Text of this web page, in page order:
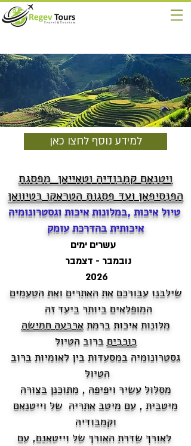
למידע נוסף לחצו כאן
ויטנאם קמבודיה וטאייאן מפסגת
הפנסיפאן ועד פסגות הטראקו בטיוואן
טיול איכות ,במלונות איכות וגסטרונומיה
איכותית בהדרכת עומק
עשרים ימים
נובמבר - דצמבר
2026
שילבנו עבורכם את האתרים ואת הטעמים
המופלאים ביותר ביעד זה
מלונות איכות ברמתארבעה חמישה
כוכביםברוב הטיול
גסטרונומיה במסעדות בין לאומיות ברוב
הטיול
מסלול עשיר ויפיפה , מתוכנן בצורה
מיטבית , עם מיטב אתריה של וייטנאם
וקמבודיה
לאורך שדרת האורך של וייטאנם, עם